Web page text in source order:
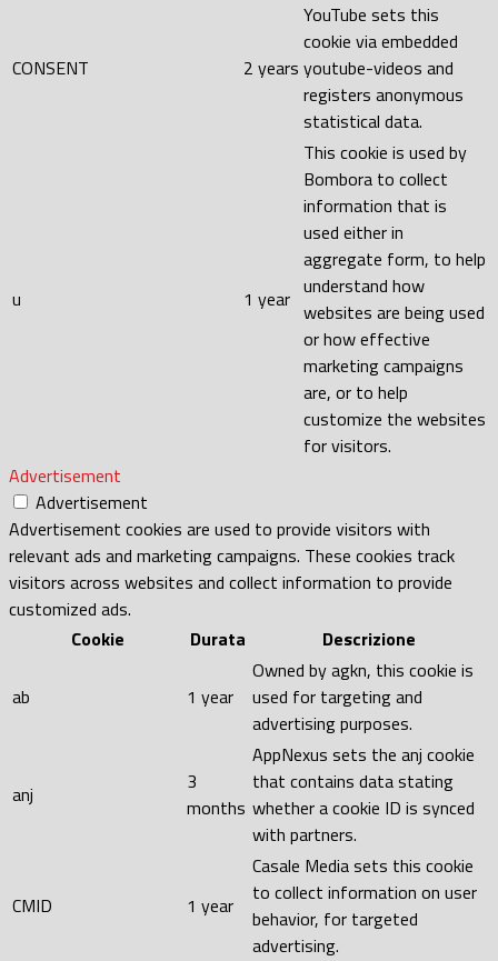
CONSENT 2 years
YouTube sets this
cookie via embedded
youtube-videos and
registers anonymous
statistical data.
u 1 year
This cookie is used by
Bombora to collect
information that is
used either in
aggregate form, to help
understand how
websites are being used
or how effective
marketing campaigns
are, or to help
customize the websites
for visitors.
Advertisement
Advertisement
Advertisement cookies are used to provide visitors with
relevant ads and marketing campaigns. These cookies track
visitors across websites and collect information to provide
customized ads.
Cookie
Durata Descrizione
ab 1 year
Owned by agkn, this cookie is
used for targeting and
advertising purposes.
anj
3
months
AppNexus sets the anj cookie
that contains data stating
whether a cookie ID is synced
with partners.
CMID 1 year
Casale Media sets this cookie
to collect information on user
behavior, for targeted
advertising.